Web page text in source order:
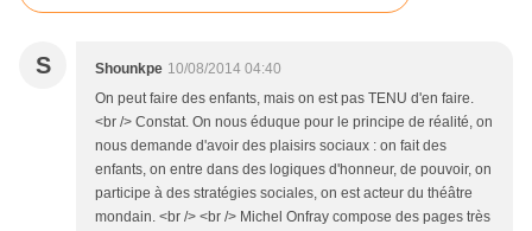
S Shounkpe 10/08/2014 04:40
On peut faire des enfants, mais on est pas TENU d'en faire.
<br /> Constat. On nous éduque pour le principe de réalité, on
nous demande d'avoir des plaisirs sociaux : on fait des
enfants, on entre dans des logiques d'honneur, de pouvoir, on
participe à des stratégies sociales, on est acteur du théâtre
mondain. <br /> <br /> Michel Onfray compose des pages très